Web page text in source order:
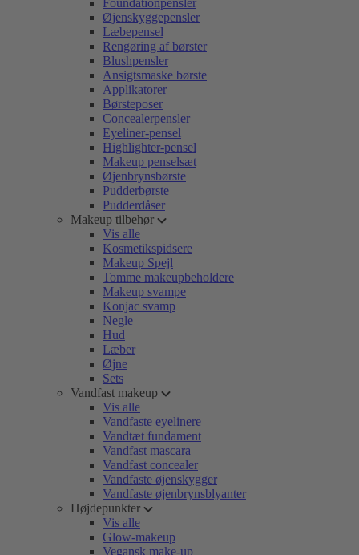
Foundationpensler
Øjenskyggepensler
Læbepensel
Rengøring af børster
Blushpensler
Ansigtsmaske børste
Applikatorer
Børsteposer
Concealerpensler
Eyeliner-pensel
Highlighter-pensel
Makeup penselsæt
Øjenbrynsbørste
Pudderbørste
Pudderdåser
Makeup tilbehør
Vis alle
Kosmetikspidsere
Makeup Spejl
Tomme makeupbeholdere
Makeup svampe
Konjac svamp
Negle
Hud
Læber
Øjne
Sets
Vandfast makeup
Vis alle
Vandfaste eyelinere
Vandtæt fundament
Vandfast mascara
Vandfast concealer
Vandfaste øjenskygger
Vandfaste øjenbrynsblyanter
Højdepunkter
Vis alle
Glow-makeup
Vegansk make-up